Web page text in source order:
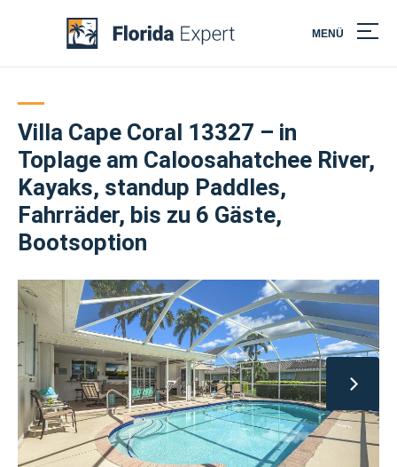
MENÜ
Skip
content
Villa Cape Coral 13327 – in
Toplage am Caloosahatchee River,
Kayaks, standup Paddles,
Fahrräder, bis zu 6 Gäste,
Bootsoption